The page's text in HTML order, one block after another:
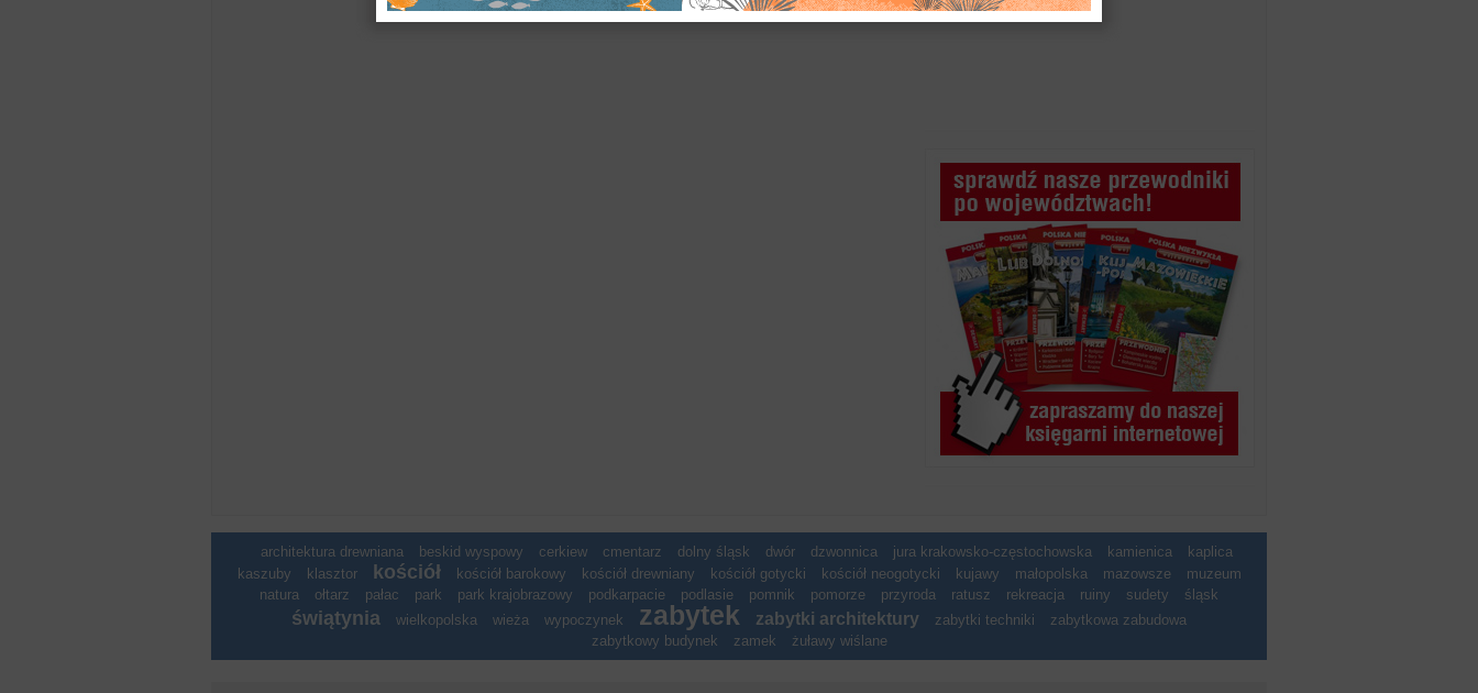
architektura drewniana beskid wyspowy cerkiew cmentarz dolny śląsk dwór dzwonnica jura krakowsko-częstochowska kamienica
kaplica
kaszuby
klasztor kościół kościół barokowy kościół drewniany kościół gotycki kościół neogotycki kujawy małopolska mazowsze
muzeum
natura
ołtarz pałac park park krajobrazowy podkarpacie podlasie pomnik pomorze przyroda ratusz rekreacja ruiny sudety śląsk
świątynia wielkopolska wieża wypoczynek zabytek zabytki architektury zabytki techniki
zabytkowa zabudowa
zabytkowy budynek
zamek żuławy wiślane